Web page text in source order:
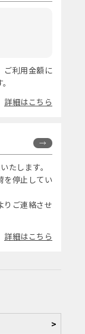
ご利用金額に
詳細はこちら
たします。
を停止してい
りご連絡させ
詳細はこちら
>